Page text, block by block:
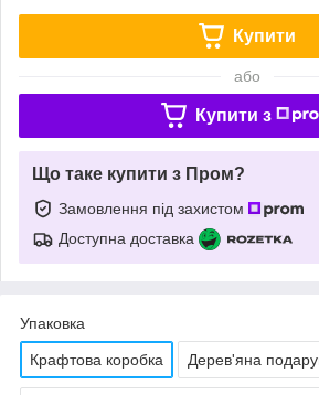
Купити
або
Купити з
Що таке купити з Пром?
Замовлення під захистом
Доступна доставка
Упаковка
Крафтова коробка Дерев'яна